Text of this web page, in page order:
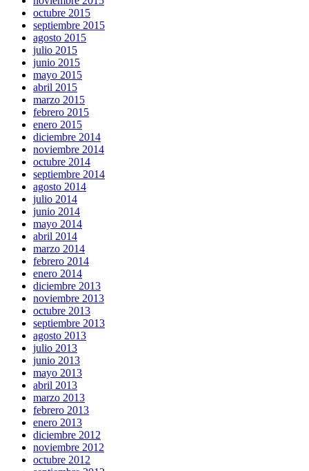
octubre 2015
septiembre 2015
agosto 2015
julio 2015
junio 2015
mayo 2015
abril 2015
marzo 2015
febrero 2015
enero 2015
diciembre 2014
noviembre 2014
octubre 2014
septiembre 2014
agosto 2014
julio 2014
junio 2014
mayo 2014
abril 2014
marzo 2014
febrero 2014
enero 2014
diciembre 2013
noviembre 2013
octubre 2013
septiembre 2013
agosto 2013
julio 2013
junio 2013
mayo 2013
abril 2013
marzo 2013
febrero 2013
enero 2013
diciembre 2012
noviembre 2012
octubre 2012